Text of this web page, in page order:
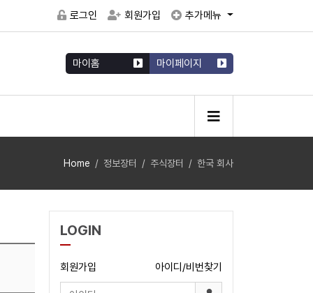
로그인 회원가입 추가메뉴
마이홈 마이페이지
Home 정보장터 주식장터 한국 회사
LOGIN
회원가입 아이디/비번찾기